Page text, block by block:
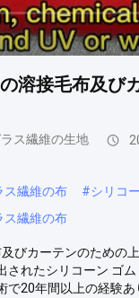
溶接毛布及び
ス繊維の生地
ス繊維の布 #シリコ
ス繊維の布
びカーテンのための
されたシリコーン ゴ
で20年間以上の経験